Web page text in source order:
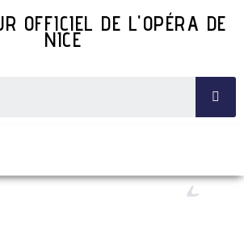
OFFICIEL DE L'OPÉRA DE
NICE